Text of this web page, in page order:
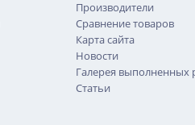
Производители
Сравнение товаров
Карта сайта
Новости
Галерея выполненных
Статьи